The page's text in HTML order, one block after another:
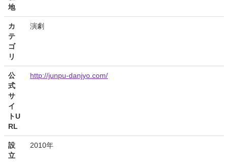
地
カ
テ
ゴ
リ
演劇
公
式
サ
イ
トU
RL
http://junpu-danjyo.com/
設
立
2010年